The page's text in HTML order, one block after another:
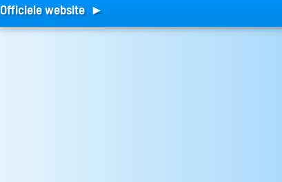
Officiele website ►